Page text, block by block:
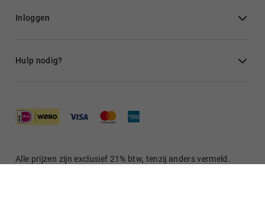
Inloggen
Hulp nodig?
Alle prijzen zijn exclusief 21% btw, tenzij anders vermeld.